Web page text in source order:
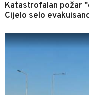
Katastrofalan požar
Cijelo selo